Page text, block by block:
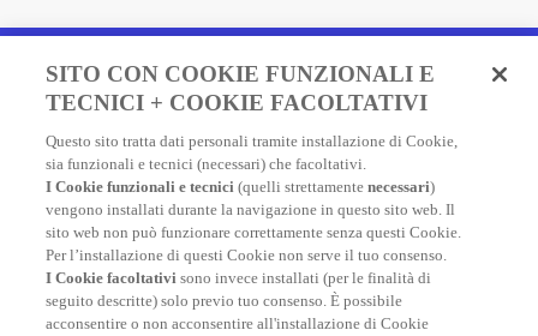
Fai un preventivo e acquista
in due minuti!
Assicurazione Viaggio AXA: scegli e acquista online la
migliore polizza, economica e completa, per viaggiare
nel mondo.
FAI UN PREVENTIVO
SITO CON COOKIE FUNZIONALI E
TECNICI + COOKIE FACOLTATIVI
Questo sito tratta dati personali tramite installazione di Cookie,
sia funzionali e tecnici (necessari) che facoltativi.
I Cookie funzionali e tecnici (quelli strettamentenecessari)
vengono installati durante la navigazione in questo sito web. Il
sito web non può funzionare correttamente senza questi Cookie.
Per l’installazione di questi Cookie non serve il tuo consenso.
I Cookie facoltativi sono invece installati (per le finalità di
seguito descritte) solo previo tuo consenso. È possibile
acconsentire o non acconsentire all'installazione di Cookie